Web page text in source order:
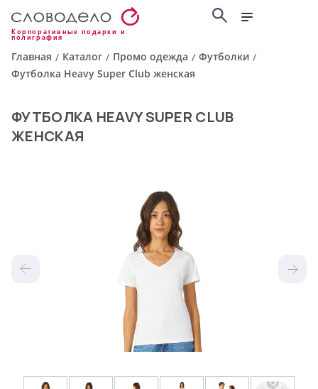
Корпоративные подарки и
полиграфия
Главная / Каталог / Промо одежда / Футболки /
Футболка Heavy Super Club женская
ФУТБОЛКА HEAVY SUPER CLUB
ЖЕНСКАЯ